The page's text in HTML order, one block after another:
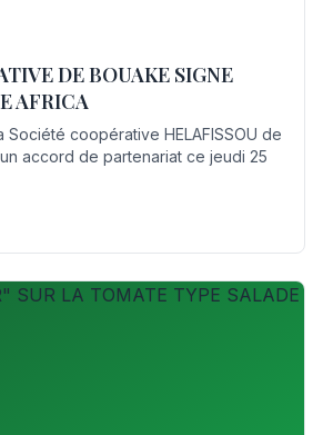
DE BOUAKE SIGNE
AFRICA
Société coopérative HELAFISSOU de
accord de partenariat ce jeudi 25